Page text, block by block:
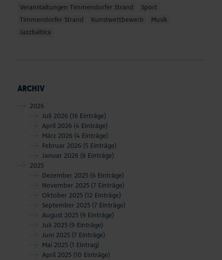
Veranstaltungen Timmendorfer Strand
Sport
Timmendorfer Strand
Kunstwettbewerb
Musik
Jazzbaltica
ARCHIV
2026
Juli 2026 (16 Einträge)
April 2026 (4 Einträge)
März 2026 (4 Einträge)
Februar 2026 (5 Einträge)
Januar 2026 (6 Einträge)
2025
Dezember 2025 (6 Einträge)
November 2025 (7 Einträge)
Oktober 2025 (12 Einträge)
September 2025 (7 Einträge)
August 2025 (9 Einträge)
Juli 2025 (9 Einträge)
Juni 2025 (7 Einträge)
Mai 2025 (1 Eintrag)
April 2025 (10 Einträge)